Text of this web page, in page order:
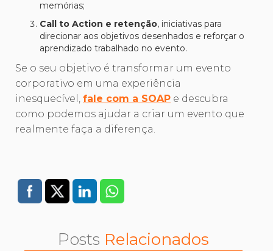
memórias;
Call to Action e retenção, iniciativas para
direcionar aos objetivos desenhados e reforçar o
aprendizado trabalhado no evento.
Se o seu objetivo é transformar um evento
corporativo em uma experiência
inesquecível, fale com a SOAP e descubra
como podemos ajudar a criar um evento que
realmente faça a diferença.
Posts Relacionados